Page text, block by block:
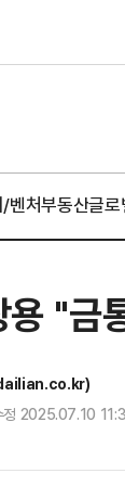
벤처부동산글로
"금
2025.07.10